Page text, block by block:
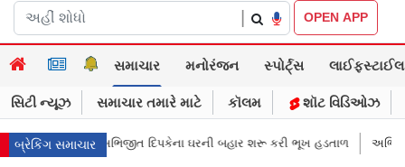
OPEN APP
સમાચાર મનોરંજન સ્પોર્ટ્સ લાઈફસ્ટાઈલ
સિટી ન્યૂઝ સમાચાર તમારે માટે કૉલમ શૉટ વિડિઓઝ
બ્રેકિંગ સમાચાર
ઘરની બહાર શરૂ કરી ભૂખ હડતાળ અભિજીત દિપકેએ CJPની નવી નીતિ જાહેર